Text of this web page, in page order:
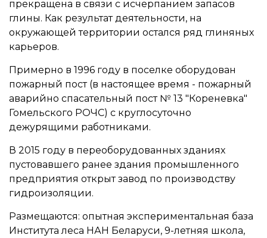
прекращена в связи с исчерпанием запасов
глины. Как результат деятельности, на
окружающей территории остался ряд глиняных
карьеров.
Примерно в 1996 году в поселке оборудован
пожарный пост (в настоящее время - пожарный
аварийно спасательный пост № 13 "Кореневка"
Гомельского РОЧС) с круглосуточно
дежурящими работниками.
В 2015 году в переоборудованных зданиях
пустовавшего ранее здания промышленного
предприятия открыт завод по производству
гидроизоляции.
Размещаются: опытная экспериментальная база
Института леса НАН Беларуси, 9-летняя школа,